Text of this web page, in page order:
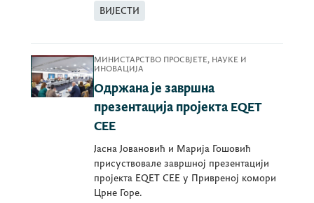
ВИЈЕСТИ
МИНИСТАРСТВО ПРОСВЈЕТЕ, НАУКЕ И
ИНОВАЦИЈА
Одржана је завршна
презентација пројекта ЕQЕТ
СЕЕ
Јасна Јовановић и Марија Гошовић
присуствовале завршној презентацији
пројекта ЕQЕТ СЕЕ у Привреној комори
Црне Горе.